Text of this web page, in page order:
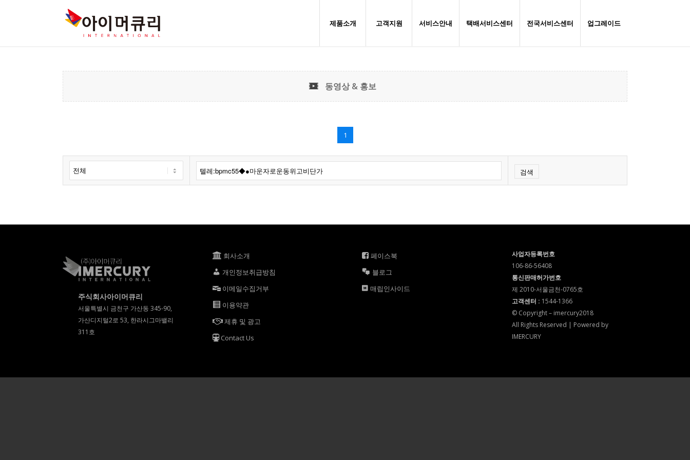
제품소개 고객지원 서비스안내 택배서비스센터 전국서비스센터 업그레이드
동영상 & 홍보
1
검색
주식회사아이머큐리
서울특별시 금천구 가산동 345-90,
가산디지털2로 53, 한라시그마밸리
311호
회사소개
개인정보취급방침
이메일수집거부
이용약관
제휴 및 광고
Contact Us
페이스북
블로그
매립인사이드
사업자등록번호
106-86-56408
통신판매허가번호
제 2010-서울금천-0765호
고객센터 : 1544-1366
© Copyright – imercury2018
All Rights Reserved | Powered by
IMERCURY